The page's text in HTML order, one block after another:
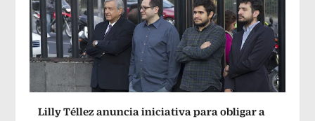
Lilly Téllez anuncia iniciativa para obligar a